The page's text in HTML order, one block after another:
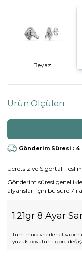
Beyaz
Ürün Ölçüleri
Gönderim Süresi : 4
Ücretsiz ve Sigortalı
Gönderim süresi
alyansları için bu süre 7
1.21gr 8 Ayar
Tüm mücevherler el
yüzük boyutuna göre